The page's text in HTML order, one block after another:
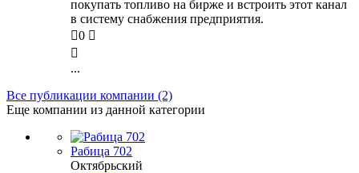
покупать топливо на бирже и встроить этот канал
в систему снабжения предприятия.
0 

...
Все публикации компании (2)
Еще компании из данной категории
Рабица 702
Октябрьский